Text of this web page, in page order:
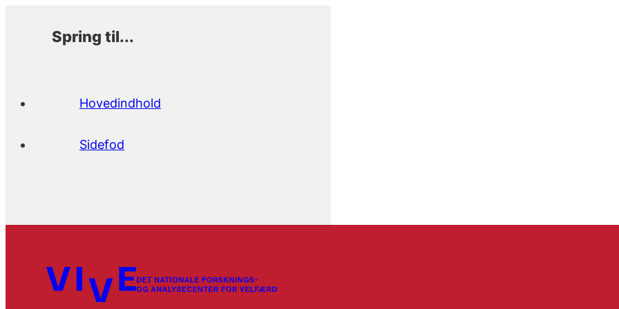
Spring til...
Hovedindhold
Sidefod